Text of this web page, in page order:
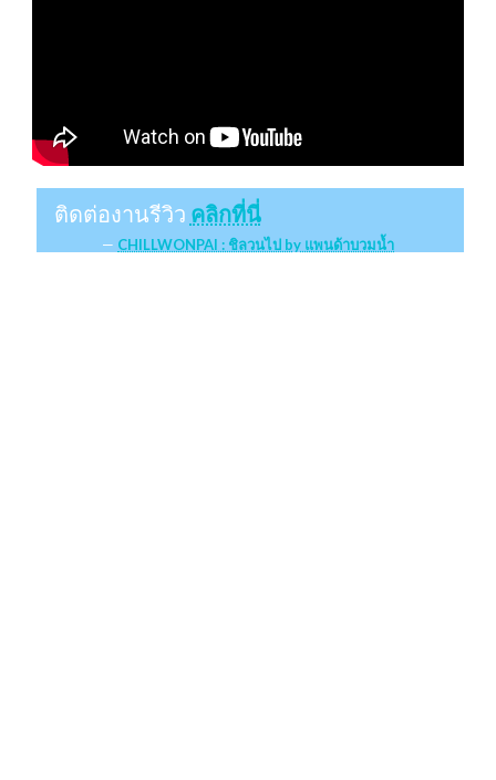
ติดต่องานรีวิว คลิกที่นี่
CHILLWONPAI : ชิลวนไป by แพนด้าบวมน้ำ